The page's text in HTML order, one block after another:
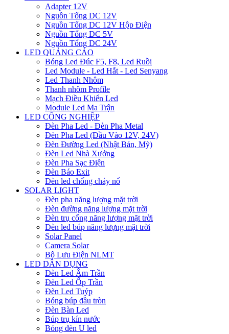
Adapter 12V
Nguồn Tổng DC 12V
Nguồn Tổng DC 12V Hộp Điện
Nguồn Tổng DC 5V
Nguồn Tổng DC 24V
LED QUẢNG CÁO
Bóng Led Đúc F5, F8, Led Ruồi
Led Module - Led Hắt - Led Senyang
Led Thanh Nhôm
Thanh nhôm Profile
Mạch Điều Khiển Led
Module Led Ma Trận
LED CÔNG NGHIỆP
Đèn Pha Led - Đèn Pha Metal
Đèn Pha Led (Đầu Vào 12V, 24V)
Đèn Đường Led (Nhật Bản, Mỹ)
Đèn Led Nhà Xưởng
Đèn Pha Sạc Điện
Đèn Báo Exit
Đèn led chống cháy nổ
SOLAR LIGHT
Đèn pha năng lượng mặt trời
Đèn đường năng lượng mặt trời
Đèn trụ cổng năng lượng mặt trời
Đèn led búp năng lượng mặt trời
Solar Panel
Camera Solar
Bộ Lưu Điện NLMT
LED DÂN DỤNG
Đèn Led Âm Trần
Đèn Led Ốp Trần
Đèn Led Tuýp
Bóng búp đầu tròn
Đèn Bàn Led
Búp trụ kín nước
Bóng đèn U led